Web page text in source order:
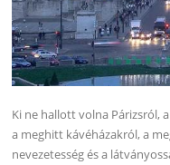
Ki ne hallott volna Párizsról,
a meghitt kávéházakról, a
nevezetesség és a